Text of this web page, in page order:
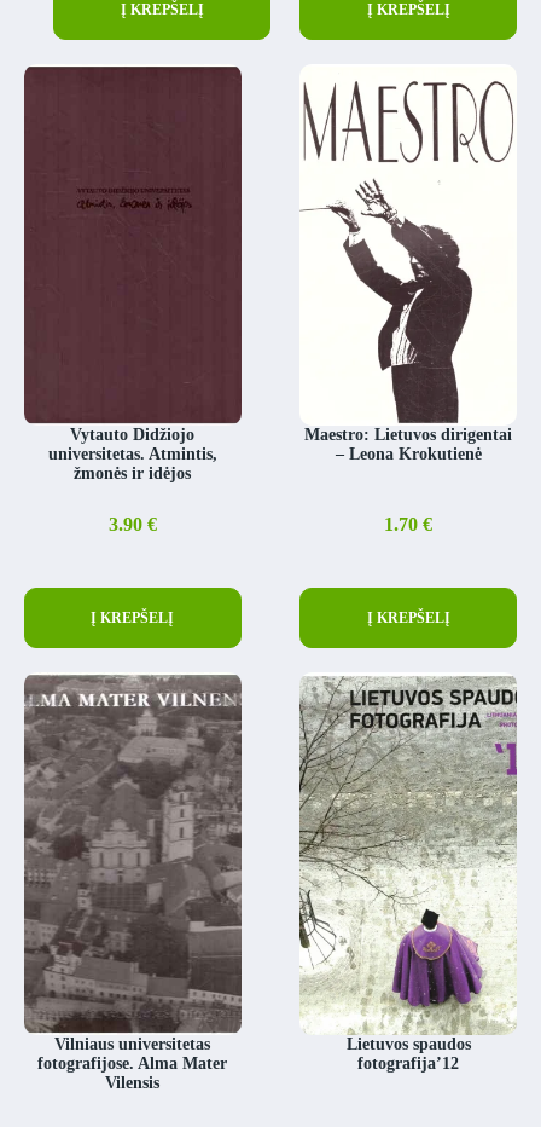
Į KREPŠELĮ Į KREPŠELĮ
Vytauto Didžiojo
universitetas. Atmintis,
žmonės ir idėjos
3.90 €
Į KREPŠELĮ
Maestro: Lietuvos dirigentai
– Leona Krokutienė
1.70€
Į KREPŠELĮ
Vilniaus universitetas
fotografijose. Alma Mater
Vilensis
Lietuvos spaudos
fotografija’12